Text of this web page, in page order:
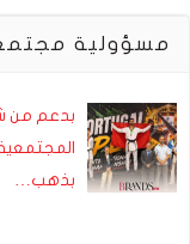
مسؤولية
بدعم من
بذهب…